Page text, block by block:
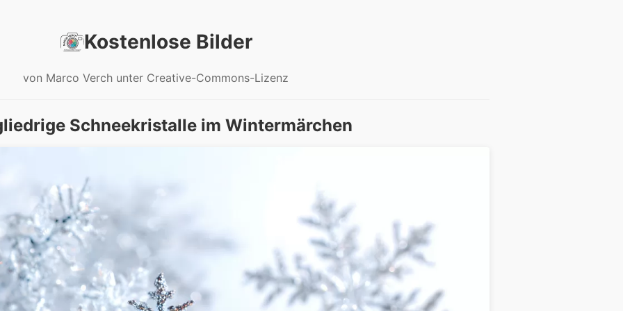
Kostenlose Bilder
von Marco Verch unter Creative-Commons-Lizenz
Schneekristalle im Wintermärchen